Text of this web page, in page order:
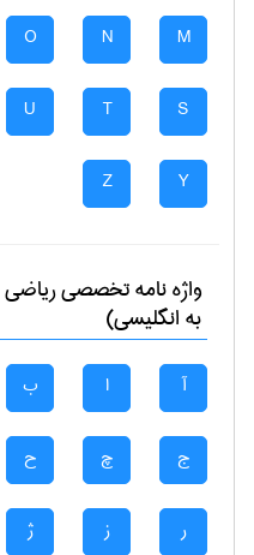
M
N
O
S
T
U
Y
Z
واژه نامه تخصصیرياضی
به انگلیسی)
آ ا ب
ج چ ح
ر ز ژ